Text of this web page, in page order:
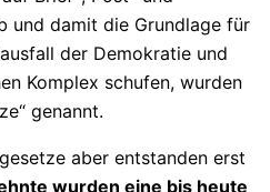
und damit die Grundlage für
der Demokratie und
Komplex schufen, wurden
genannt.
aber entstanden erst
wurden eine bis heute